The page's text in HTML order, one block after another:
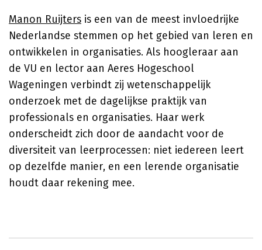
Manon Ruijters is een van de meest invloedrijke
Nederlandse stemmen op het gebied van leren en
ontwikkelen in organisaties. Als hoogleraar aan
de VU en lector aan Aeres Hogeschool
Wageningen verbindt zij wetenschappelijk
onderzoek met de dagelijkse praktijk van
professionals en organisaties. Haar werk
onderscheidt zich door de aandacht voor de
diversiteit van leerprocessen: niet iedereen leert
op dezelfde manier, en een lerende organisatie
houdt daar rekening mee.